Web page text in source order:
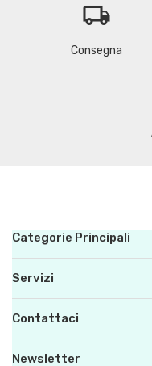
local_shipping
Consegna
Categorie Principali
Servizi
Contattaci
Newsletter